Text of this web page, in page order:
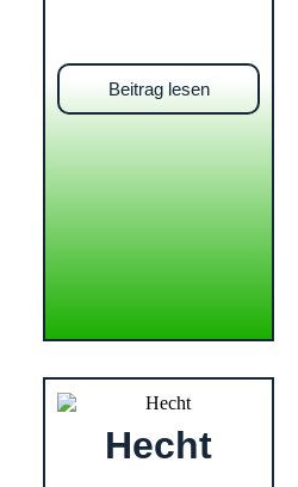
Beitrag lesen
Hecht